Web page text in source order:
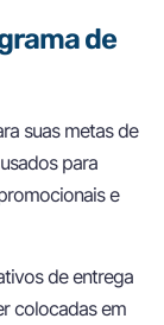
de
suas metas de
para
e
de entrega
colocadas em